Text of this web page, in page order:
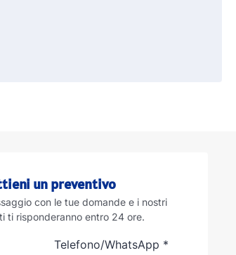
un preventivo
con le tue domande e i nostri
ti risponderanno entro 24 ore.
Telefono/WhatsApp *